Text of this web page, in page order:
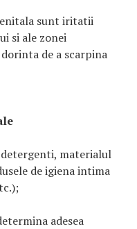
sunt iritatii
si ale zonei
de a scarpina
materialul
de igiena intima
adesea